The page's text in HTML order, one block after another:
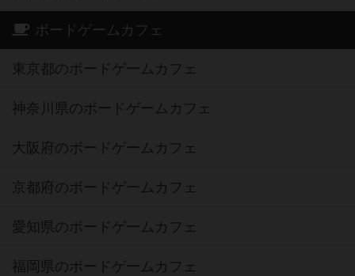
ボードゲームカフェ
東京都のボードゲームカフェ
神奈川県のボードゲームカフェ
大阪府のボードゲームカフェ
京都府のボードゲームカフェ
愛知県のボードゲームカフェ
福岡県のボードゲームカフェ